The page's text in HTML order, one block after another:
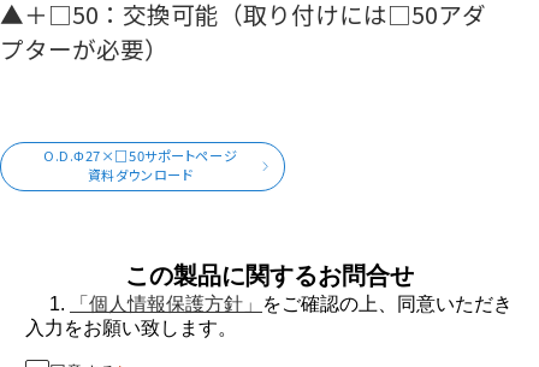
▲＋□50：交換可能（取り付けには□50アダ
プターが必要）
O.D.Φ27×□50サポートページ
資料ダウンロード
この製品に関するお問合せ
1. 「個人情報保護方針」
をご確認の上、同意いただき
入力をお願い致します。